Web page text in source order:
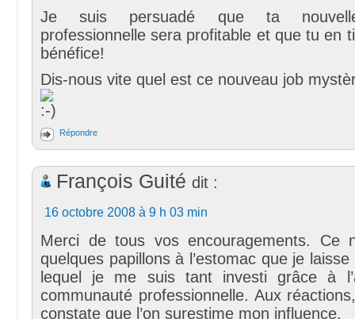
Je suis persuadé que ta nouvelle
professionnelle sera profitable et que tu en
bénéfice!
Dis-nous vite quel est ce nouveau job
Répondre
François Guité dit :
16 octobre 2008 à 9 h 03 min
Merci de tous vos encouragements. Ce
quelques papillons à l’estomac que je
lequel je me suis tant investi grâce à
communauté professionnelle. Aux
constate que l’on surestime mon influence.